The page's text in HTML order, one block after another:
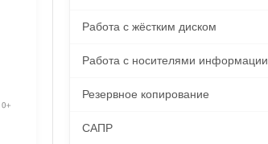
Работа с жёстким диском
Работа с носителями информации
Резервное копирование
САПР